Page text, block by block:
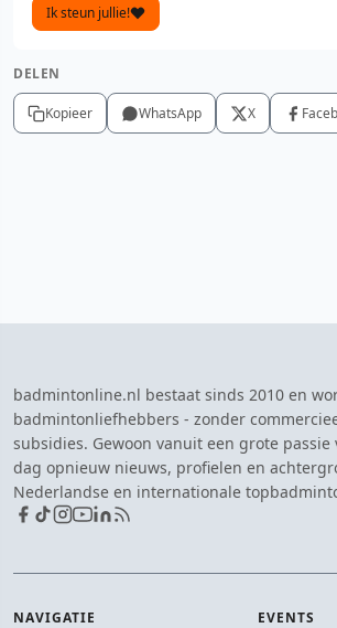
Ik steun jullie!
DELEN
Kopieer WhatsApp X
badmintonline.nl bestaat sinds 2010 en
badmintonliefhebbers - zonder
subsidies. Gewoon vanuit een grote passie
dag opnieuw nieuws, profielen en
Nederlandse en internationale
NAVIGATIE EVENTS